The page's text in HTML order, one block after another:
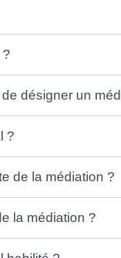
désigner un
?
de la médiation ?
la médiation ?